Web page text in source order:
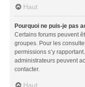
Haut
Pourquoi ne puis-je pas
Certains forums peuvent
groupes. Pour les
permissions s’y
administrateurs peuvent
contacter.
Haut